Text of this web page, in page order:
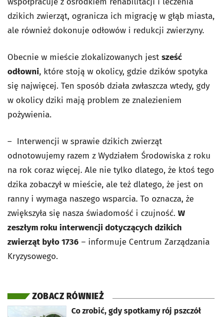
dzikich zwierząt, ogranicza ich migrację w głąb miasta,
ale również dokonuje odłowów i redukcji zwierzyny.
Obecnie w mieście zlokalizowanych jest sześć
odłowni, które stoją w okolicy, gdzie dzików spotyka
się najwięcej. Ten sposób działa zwłaszcza wtedy, gdy
w okolicy dziki mają problem ze znalezieniem
pożywienia.
– Interwencji w sprawie dzikich zwierząt
odnotowujemy razem z Wydziałem Środowiska z roku
na rok coraz więcej. Ale nie tylko dlatego, że ktoś tego
dzika zobaczył w mieście, ale też dlatego, że jest on
ranny i wymaga naszego wsparcia. To oznacza, że
zwiększyła się nasza świadomość i czujność. W
zeszłym roku interwencji dotyczących dzikich
zwierząt było 1736 – informuje Centrum Zarządzania
Kryzysowego.
ZOBACZ RÓWNIEŻ
Co zrobić, gdy spotkamy rój pszczół
otworzy się w nowej karcie